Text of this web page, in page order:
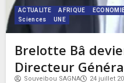
ACTUALITE AFRIQUE
Sciences
UNE
Brelotte Bâ
Directeur
Souveibou SAGNA 24 juillet